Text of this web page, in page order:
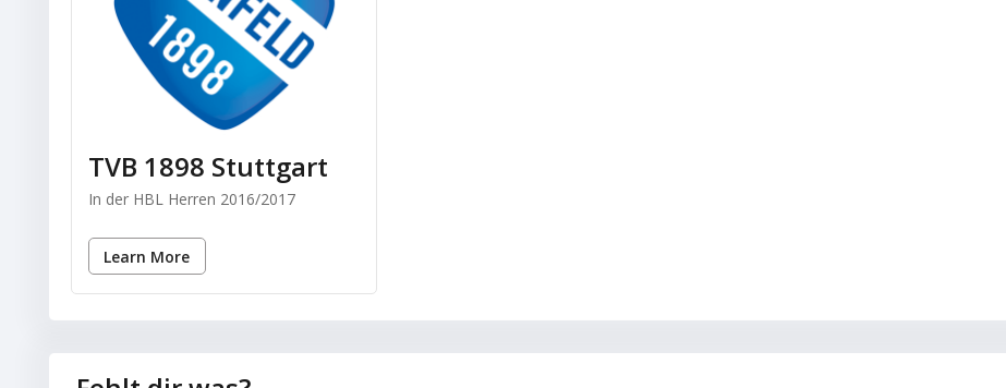
TVB 1898 Stuttgart
In der HBL Herren 2016/2017
Learn More